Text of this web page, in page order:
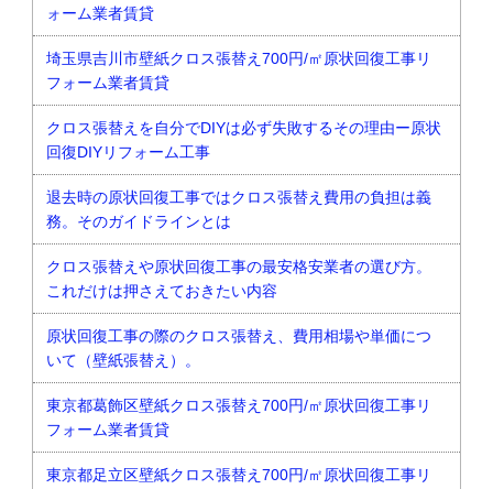
ォーム業者賃貸
埼玉県吉川市壁紙クロス張替え700円/㎡原状回復工事リ
フォーム業者賃貸
クロス張替えを自分でDIYは必ず失敗するその理由ー原状
回復DIYリフォーム工事
退去時の原状回復工事ではクロス張替え費用の負担は義
務。そのガイドラインとは
クロス張替えや原状回復工事の最安格安業者の選び方。
これだけは押さえておきたい内容
原状回復工事の際のクロス張替え、費用相場や単価につ
いて（壁紙張替え）。
東京都葛飾区壁紙クロス張替え700円/㎡原状回復工事リ
フォーム業者賃貸
東京都足立区壁紙クロス張替え700円/㎡原状回復工事リ